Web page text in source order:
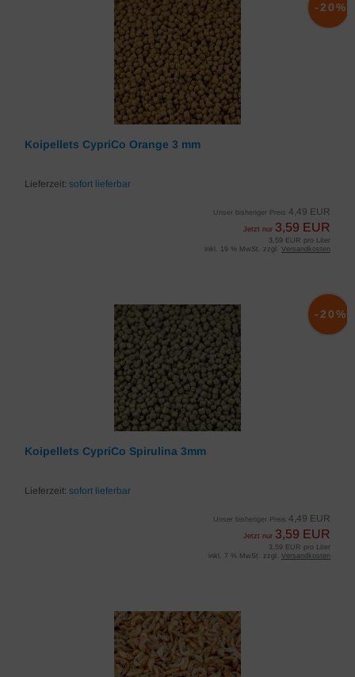
Koipellets CypriCo Orange 3 mm
Lieferzeit: sofort lieferbar
Unser bisheriger Preis 4,49 EUR
Jetzt nur 3,59 EUR
-20%
3,59 EUR pro Liter
inkl. 19 % MwSt. zzgl. Versandkosten
Koipellets CypriCo Spirulina 3mm
Lieferzeit: sofort lieferbar
Unser bisheriger Preis 4,49 EUR
Jetzt nur 3,59 EUR
-20%
3,59 EUR pro Liter
inkl. 7 % MwSt. zzgl. Versandkosten